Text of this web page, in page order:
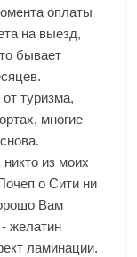
оплаты
на выезд,
бывает
туризма,
многие
из моих
о Сити ни
Вам
желатин
ламинации.